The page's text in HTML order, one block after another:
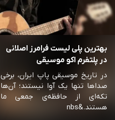
بهترین پلی لیست فرامرز اصلانی
در پلتفرم اکو موسیقی
در تاریخ موسیقی پاپ ایران، برخی
صداها تنها یک آوا نیستند؛ آن‌ها
تکه‌ای از حافظه‌ی جمعی ما
هستند.&nbs